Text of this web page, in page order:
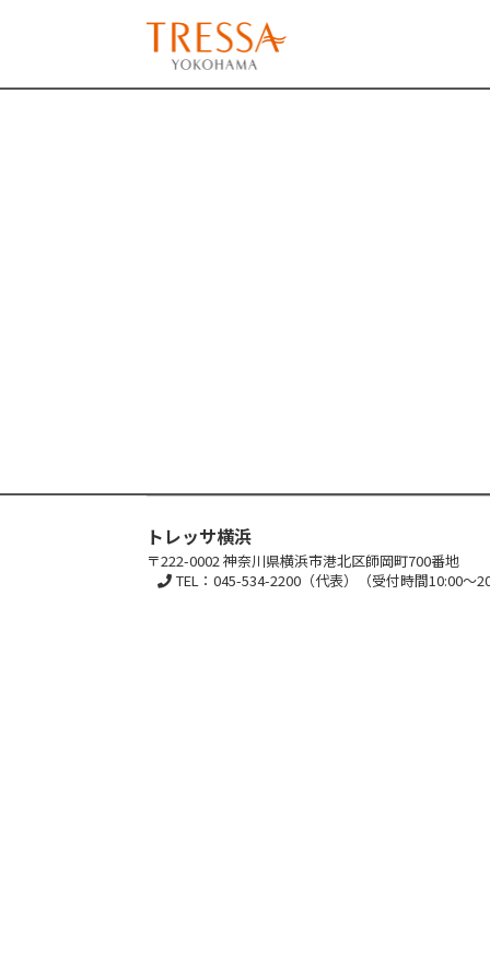
トレッサ横浜
〒222-0002 神奈川県横浜市港北区師岡町700番地
TEL：045-534-2200（代表）（受付時間10:00～